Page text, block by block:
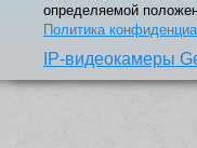
определяемой
Политика
IP-видеокамеры